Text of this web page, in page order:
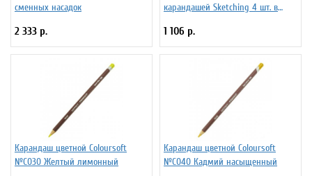
сменных насадок
2 333 р.
карандашей Sketching 4 шт. в
1 106 р.
Карандаш цветной Coloursoft
№C030 Желтый лимонный
Карандаш цветной Coloursoft
№C040 Кадмий насыщенный